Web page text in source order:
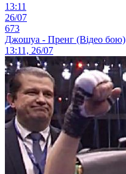
13:11
26/07
673
Джошуа - Пренг (Відео бою)
13:11, 26/07